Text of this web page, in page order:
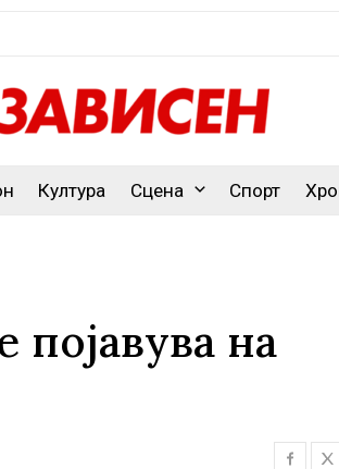
Култура Сцена Спорт
појавува на